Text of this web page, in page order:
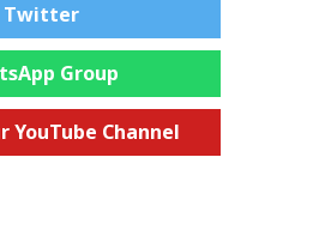
Twitter
Group
YouTube Channel